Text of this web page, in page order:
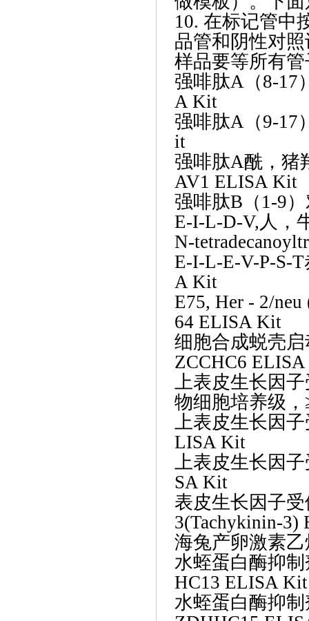
10. 在标记管中
品管和阴性对
样品要等所有
强啡肽A（8-17
A Kit
强啡肽A（9-17
it
强啡肽A酰，猪
AV1 ELISA Kit
强啡肽B（1-9
E-I-L-D-V,人，
N-
E-I-L-E-V-P-S-
A Kit
E75, Her - 2/
64 ELISA Kit
细胞合成蜕壳
ZCCHC6
上表皮生长因
物细胞培养级，
上表皮生长因
LISA Kit
上表皮生长因
SA Kit
表皮生长因子
3(Tachykinin-3)
海兔产卵激素
水蛭蛋白酶抑制
HC13 ELISA Kit
水蛭蛋白酶抑制